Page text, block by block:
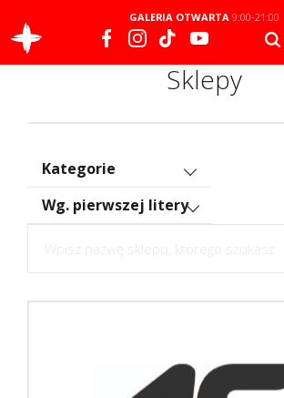
GALERIA OTWARTA9:00-21:00
Sklepy
Kategorie
Wg. pierwszej litery